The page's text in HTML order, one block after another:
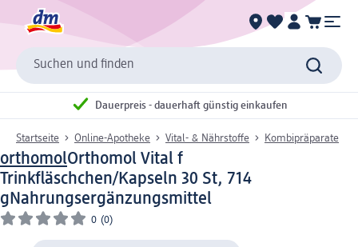
Suchen und finden
Dauerpreis - dauerhaft günstig einkaufen
Startseite Online-Apotheke Vital- & Nährstoffe Kombipräparate
orthomolOrthomol Vital f
Trinkfläschchen/Kapseln 30 St, 714
gNahrungsergänzungsmittel
0 (0)